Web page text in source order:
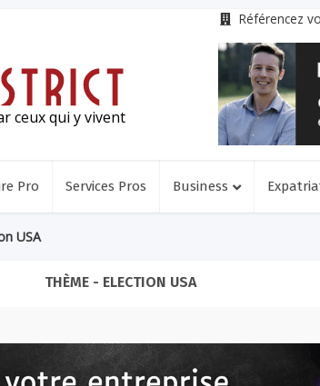
Référencez
ceux qui y vivent
Pro Services Pros Business
USA
THÈME - ELECTION USA